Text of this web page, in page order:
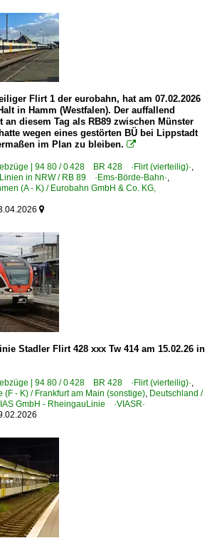
| 94 80
422
427 ·Flirt (dreiteilig)·
442 ·Talent 2· 'Hamsterbacke'
460 ·Desiro ML·
462 ·Desiro HC RRX·
428 ·Flirt 3 (vierteilig)·
440 ·Coradia Continental 2· 'Grinsekatze'
440 ·Coradia Continental 2· 'Grinsekatze'
| bis 1970 und Altbautriebzüge
430 alt 'Eierköpfe'
Landschaft
2008
2014
| Steuerwagen
Steuerwagen 3. Generation 761, 762
Steuerwagen 4. Generation 763-767, 785
Flirt 1 der eurobahn, hat am 07.02.2026
in Hamm (Westfalen). Der auffallend
an diesem Tag als RB89 zwischen Münster
wegen eines gestörten BÜ bei Lippstadt
im Plan zu bleiben. 
| 94 80 / 0 428 BR 428 ·Flirt (vierteilig)·,
in NRW / RB 89 ·Ems-Börde-Bahn·,
(A - K) / Eurobahn GmbH & Co. KG,

Stadler Flirt 428 xxx Tw 414 am 15.02.26 in
| 94 80 / 0 428 BR 428 ·Flirt (vierteilig)·,
(F - K) / Frankfurt am Main (sonstige), Deutschland /
GmbH - RheingauLinie ·VIASR·